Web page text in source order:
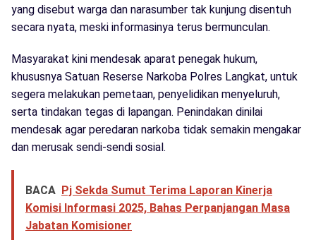
yang disebut warga dan narasumber tak kunjung disentuh
secara nyata, meski informasinya terus bermunculan.
Masyarakat kini mendesak aparat penegak hukum,
khususnya Satuan Reserse Narkoba Polres Langkat, untuk
segera melakukan pemetaan, penyelidikan menyeluruh,
serta tindakan tegas di lapangan. Penindakan dinilai
mendesak agar peredaran narkoba tidak semakin mengakar
dan merusak sendi-sendi sosial.
BACA Pj Sekda Sumut Terima Laporan Kinerja
Komisi Informasi 2025, Bahas Perpanjangan Masa
Jabatan Komisioner